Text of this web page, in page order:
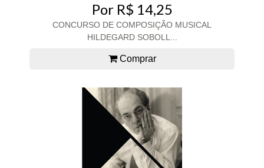
Por R$ 14,25
CONCURSO DE COMPOSIÇÃO MUSICAL
HILDEGARD SOBOLL...
Comprar